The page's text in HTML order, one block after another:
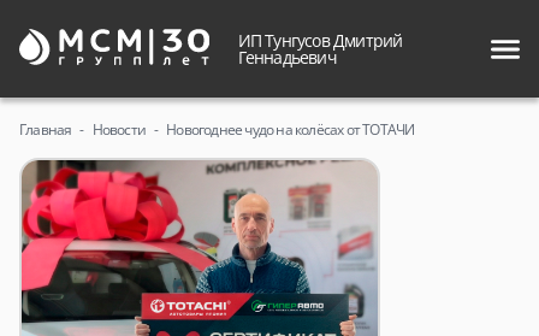
ИП Тунгусов Дмитрий
Геннадьевич
Главная Новости Новогоднее чудо на колёсах от ТОТАЧИ